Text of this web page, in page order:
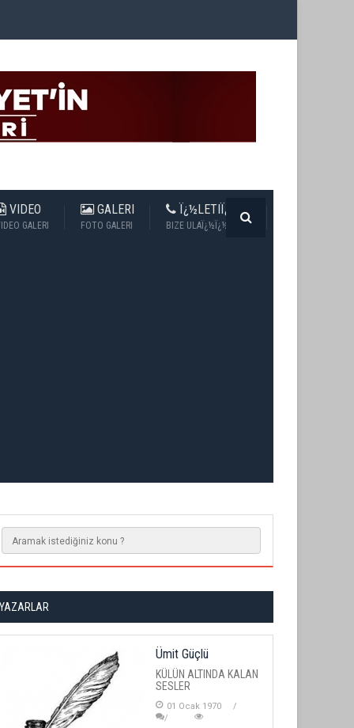
VIDEO
GALERI
GALERI
FOTO GALERI
Ï¿½LETIÏ¿½IM
BIZE ULAÏ¿½Ï¿½N
YAZARLAR
Ümit Güçlü
KÜLÜN ALTINDA KALAN
SESLER
01 Ocak 1970